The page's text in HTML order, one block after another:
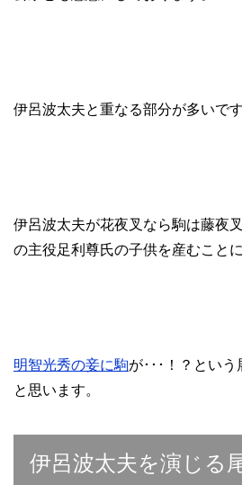
伊呂波太夫と重なる部分が多いです
伊呂波太夫が花夜叉なら駒は藤夜
の主役足利尊氏の子供を産むこと
明智光秀の妾に駒が･･･！？とい
と思います。
伊呂波太夫を演じる